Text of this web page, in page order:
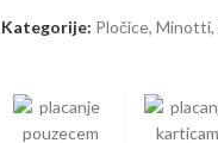
Kategorije: Pločice, Minotti,